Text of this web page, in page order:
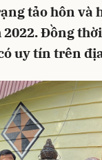
tảo hôn và
Đồng
uy tín trên